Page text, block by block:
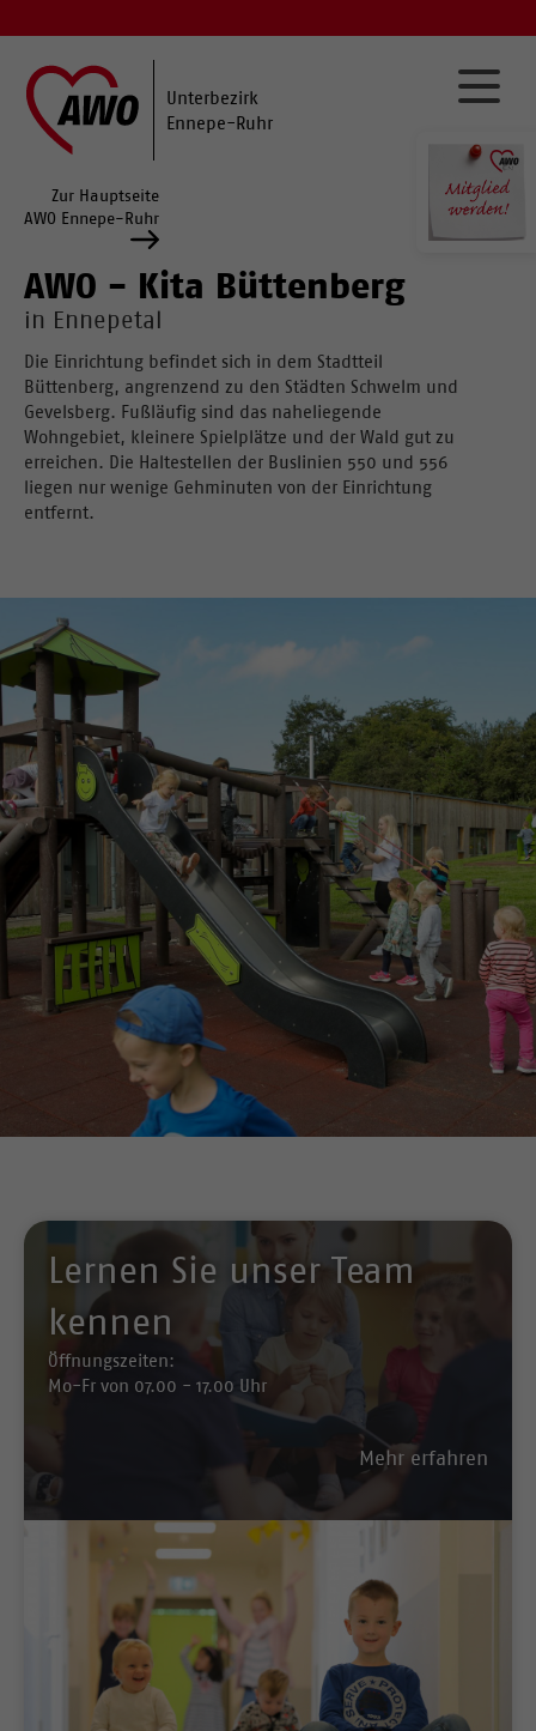
Unterbezirk
Ennepe-Ruhr
Zur Hauptseite
AWO Ennepe-Ruhr
AWO - Kita Büttenberg
in Ennepetal
Die Einrichtung befindet sich in dem Stadtteil
Büttenberg, angrenzend zu den Städten Schwelm und
Gevelsberg. Fußläufig sind das naheliegende
Wohngebiet, kleinere Spielplätze und der Wald gut zu
erreichen. Die Haltestellen der Buslinien 550 und 556
liegen nur wenige Gehminuten von der Einrichtung
entfernt.
Lernen Sie unser Team
kennen
Öffnungszeiten:
Mo-Fr von 07.00 - 17.00 Uhr
Mehr erfahren